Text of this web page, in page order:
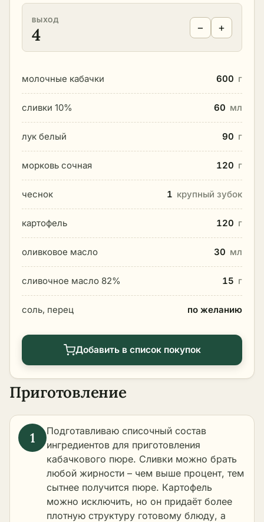
ВЫХОД
4 − +
молочные кабачки 600 г
сливки 10% 60 мл
лук белый 90 г
морковь сочная 120 г
чеснок 1 крупный зубок
картофель 120 г
оливковое масло 30 мл
сливочное масло 82% 15 г
соль, перец по желанию
Добавить в список покупок
Приготовление
Подготавливаю списочный состав
ингредиентов для приготовления
кабачкового пюре. Сливки можно брать
любой жирности – чем выше процент, тем
сытнее получится пюре. Картофель
можно исключить, но он придаёт более
плотную структуру готовому блюду, а